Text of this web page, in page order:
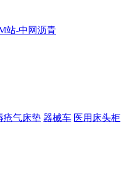
站-中网沥青
疮气床垫 器械车 医用床头柜